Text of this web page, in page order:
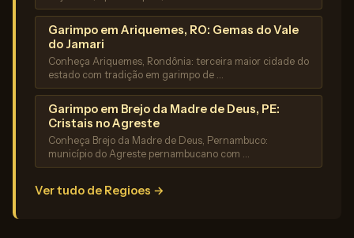
Garimpo em Ariquemes, RO: Gemas do Vale
do Jamari
Conheça Ariquemes, Rondônia: terceira maior cidade do
estado com tradição em garimpo de …
Garimpo em Brejo da Madre de Deus, PE:
Cristais no Agreste
Conheça Brejo da Madre de Deus, Pernambuco:
município do Agreste pernambucano com …
Ver tudo de Regioes →